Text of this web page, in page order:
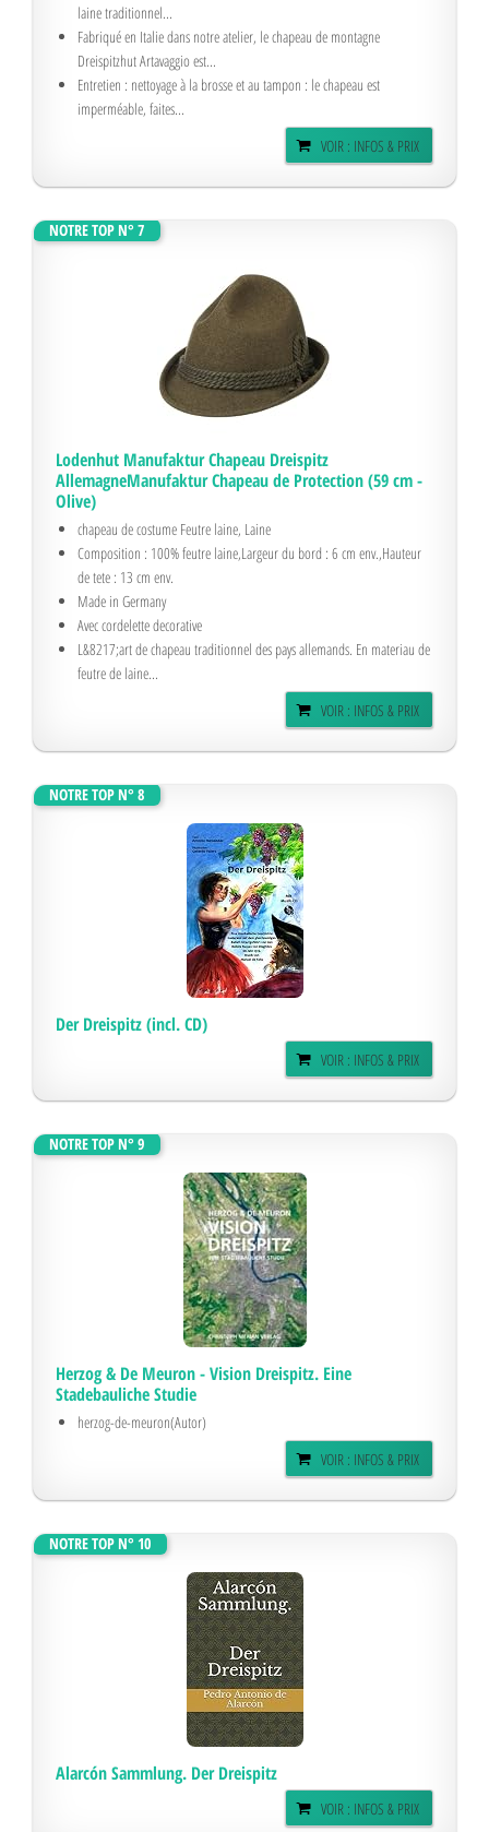
laine traditionnel...
Fabriqué en Italie dans notre atelier, le chapeau de montagne
Dreispitzhut Artavaggio est...
Entretien : nettoyage à la brosse et au tampon : le chapeau est
imperméable, faites...
VOIR : INFOS & PRIX
NOTRE TOP N° 7
Lodenhut Manufaktur Chapeau Dreispitz
AllemagneManufaktur Chapeau de Protection (59 cm -
Olive)
chapeau de costume Feutre laine, Laine
Composition : 100% feutre laine,Largeur du bord : 6 cm env.,Hauteur
de tete : 13 cm env.
Made in Germany
Avec cordelette decorative
L&8217;art de chapeau traditionnel des pays allemands. En materiau de
feutre de laine...
VOIR : INFOS & PRIX
NOTRE TOP N° 8
Der Dreispitz (incl. CD)
VOIR : INFOS & PRIX
NOTRE TOP N° 9
Herzog & De Meuron - Vision Dreispitz. Eine
Stadebauliche Studie
herzog-de-meuron(Autor)
VOIR : INFOS & PRIX
NOTRE TOP N° 10
Alarcón Sammlung. Der Dreispitz
VOIR : INFOS & PRIX